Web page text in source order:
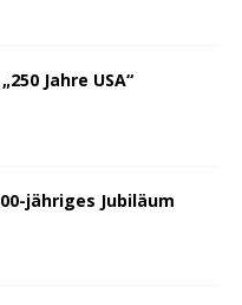
Jahre USA“
jähriges Jubiläum